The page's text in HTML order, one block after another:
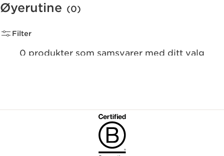
Øyerutine (0)
Filter
0 produkter som samsvarer med ditt valg